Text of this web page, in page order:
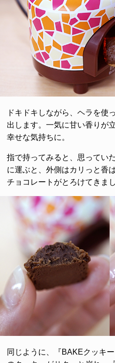
ドキドキしながら、ヘラを使
出します。一気に甘い香りが
幸せな気持ちに。
指で持ってみると、思ってい
に運ぶと、外側はカリっと香
チョコレートがとろけてきまし
同じように、『BAKEクッキ